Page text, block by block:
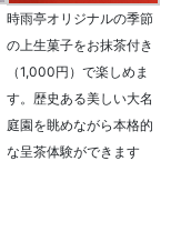
時雨亭オリジナルの季節
の上生菓子をお抹茶付き
（1,000円）で楽しめま
す。歴史ある美しい大名
庭園を眺めながら本格的
な呈茶体験ができます